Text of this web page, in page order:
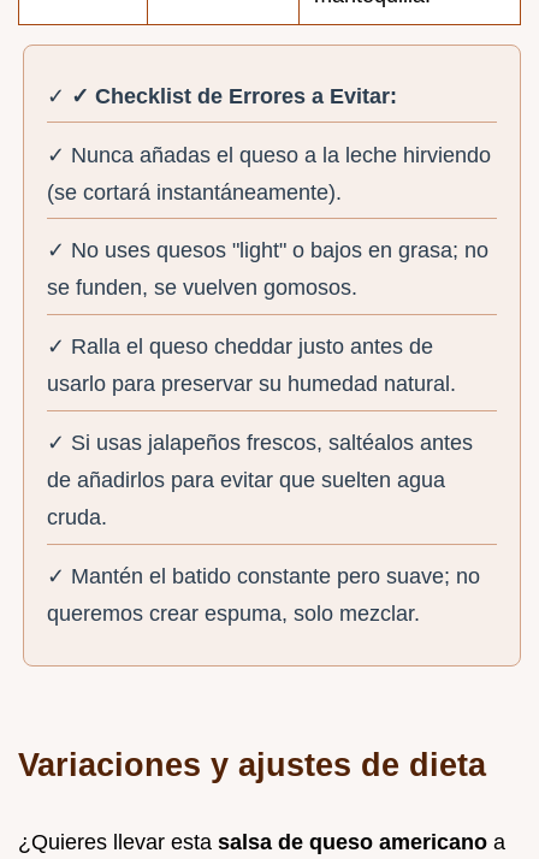
✓ ✓ Checklist de Errores a Evitar:
✓ Nunca añadas el queso a la leche hirviendo
(se cortará instantáneamente).
✓ No uses quesos "light" o bajos en grasa; no
se funden, se vuelven gomosos.
✓ Ralla el queso cheddar justo antes de
usarlo para preservar su humedad natural.
✓ Si usas jalapeños frescos, saltéalos antes
de añadirlos para evitar que suelten agua
cruda.
✓ Mantén el batido constante pero suave; no
queremos crear espuma, solo mezclar.
Variaciones y ajustes de dieta
¿Quieres llevar esta salsa de queso americano a